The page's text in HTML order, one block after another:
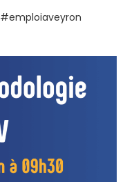
#emploiaveyron